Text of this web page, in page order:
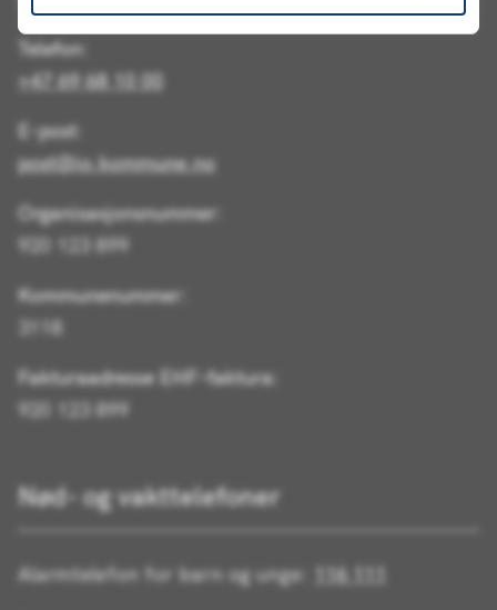
Telefon:
+47 69 68 10 00
E-post:
post@io.kommune.no
Organisasjonsnummer:
920 123 899
Kommunenummer:
3118
Fakturaadresse EHF-faktura:
920 123 899
Nød- og vakttelefoner
Alarmtelefon for barn og unge:
116 111